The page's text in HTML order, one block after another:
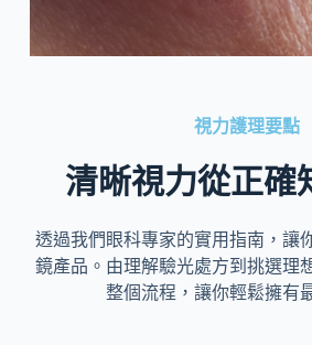
視力護理要點
清晰視力從正確
透過我們眼科專家的實用指南，讓
鏡產品。由理解驗光處方到挑選理
整個流程，讓你輕鬆擁有